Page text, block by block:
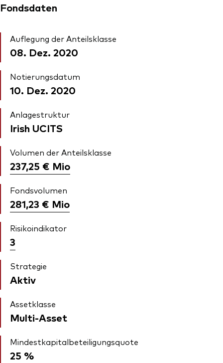
Fondsdaten
Auflegung der Anteilsklasse
08. Dez. 2020
Notierungsdatum
10. Dez. 2020
Anlagestruktur
Irish UCITS
Volumen der Anteilsklasse
237,25 € Mio
Fondsvolumen
281,23 € Mio
Risikoindikator
3
Strategie
Aktiv
Assetklasse
Multi-Asset
Mindestkapitalbeteiligungsquote
25 %